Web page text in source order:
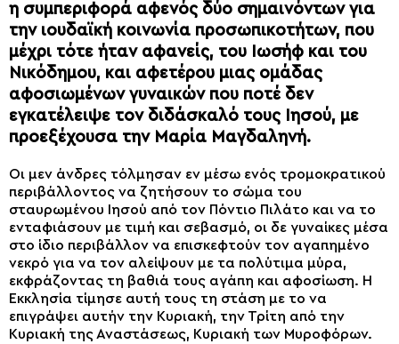
η συμπεριφορά αφενός δύο σημαινόντων για
την ιουδαϊκή κοινωνία προσωπικοτήτων, που
μέχρι τότε ήταν αφανείς, του Ιωσήφ και του
Νικόδημου, και αφετέρου μιας ομάδας
αφοσιωμένων γυναικών που ποτέ δεν
εγκατέλειψε τον διδάσκαλό τους Ιησού, με
προεξέχουσα την Μαρία Μαγδαληνή.
Οι μεν άνδρες τόλμησαν εν μέσω ενός τρομοκρατικού
περιβάλλοντος να ζητήσουν το σώμα του
σταυρωμένου Ιησού από τον Πόντιο Πιλάτο και να το
ενταφιάσουν με τιμή και σεβασμό, οι δε γυναίκες μέσα
στο ίδιο περιβάλλον να επισκεφτούν τον αγαπημένο
νεκρό για να τον αλείψουν με τα πολύτιμα μύρα,
εκφράζοντας τη βαθιά τους αγάπη και αφοσίωση. Η
Εκκλησία τίμησε αυτή τους τη στάση με το να
επιγράψει αυτήν την Κυριακή, την Τρίτη από την
Κυριακή της Αναστάσεως, Κυριακή των Μυροφόρων.